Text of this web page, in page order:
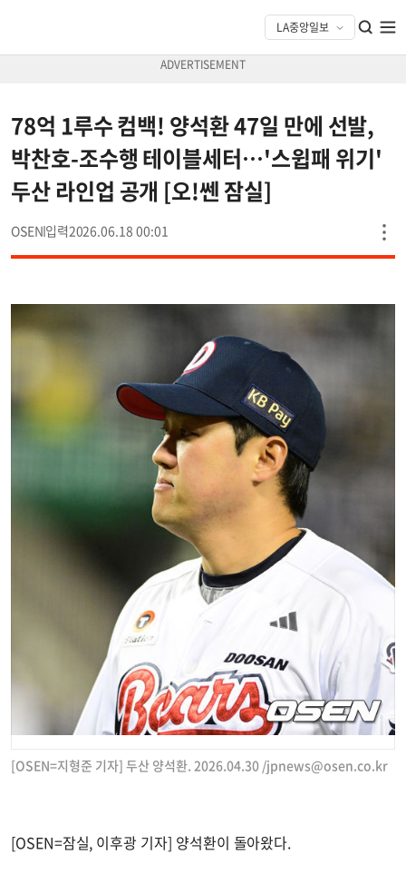
78억 1루수 컴백! 양석환 47일 만에 선발,
박찬호-조수행 테이블세터…'스윕패 위기'
두산 라인업 공개 [오!쎈 잠실]
OSEN 2026.06.18 00:01
[OSEN=지형준 기자] 두산 양석환. 2026.04.30 /jpnews@osen.co.kr
[OSEN=잠실, 이후광 기자] 양석환이 돌아왔다.